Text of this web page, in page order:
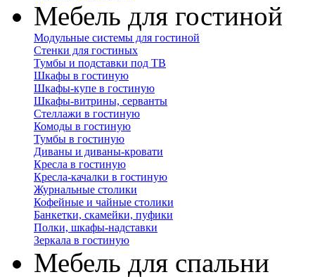
Мебель для гостиной
Модульные системы для гостиной
Стенки для гостиных
Тумбы и подставки под ТВ
Шкафы в гостиную
Шкафы-купе в гостиную
Шкафы-витрины, серванты
Стеллажи в гостиную
Комоды в гостиную
Тумбы в гостиную
Диваны и диваны-кровати
Кресла в гостиную
Кресла-качалки в гостиную
Журнальные столики
Кофейные и чайные столики
Банкетки, скамейки, пуфики
Полки, шкафы-надставки
Зеркала в гостиную
Мебель для спальни